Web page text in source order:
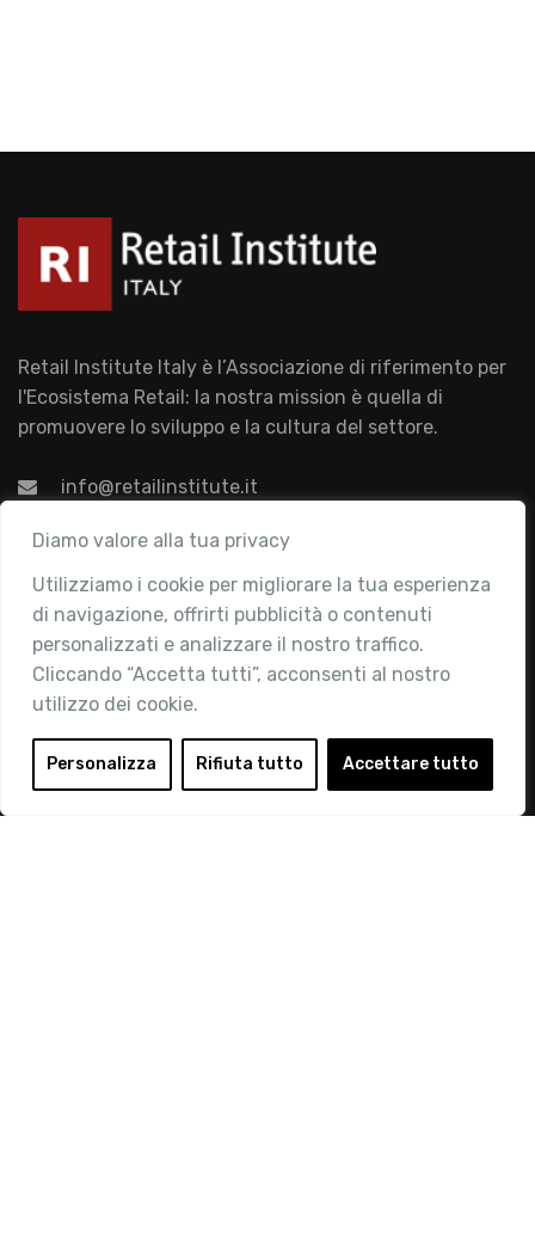
Diamo valore alla tua privacy
Utilizziamo i cookie per migliorare la tua esperienza
di navigazione, offrirti pubblicità o contenuti
personalizzati e analizzare il nostro traffico.
Cliccando “Accetta tutti”, acconsenti al nostro
utilizzo dei cookie.
Personalizza Rifiuta tutto Accettare tutto
Retail Institute Italy è l’Associazione di riferimento per
l'Ecosistema Retail: la nostra mission è quella di
promuovere lo sviluppo e la cultura del settore.
info@retailinstitute.it
Associazione
Chi siamo
Attività
Contatti
Area Riservata
Login
Diventa Socio